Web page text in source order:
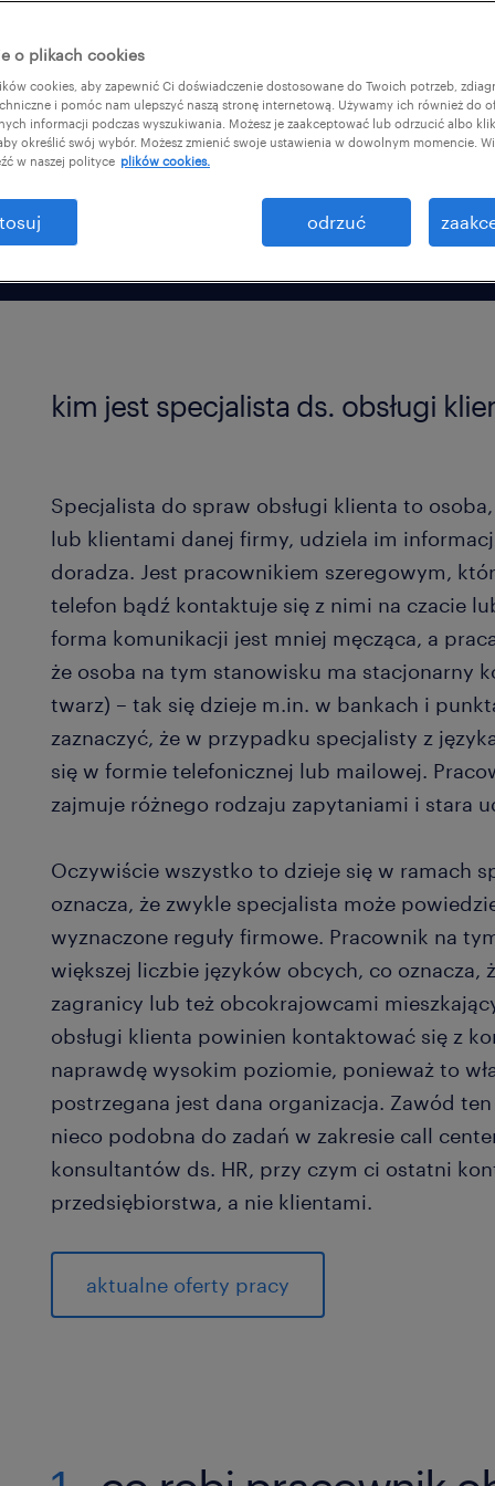
wielkości firmach, a
kim jest specjalista ds. obsługi
Specjalista do spraw obsługi klienta to
lub klientami danej firmy, udziela im
doradza. Jest pracownikiem szeregowym,
telefon bądź kontaktuje się z nimi na czacie
forma komunikacji jest mniej męcząca, a
że osoba na tym stanowisku ma stacjonarny
twarz) – tak się dzieje m.in. w bankach i
zaznaczyć, że w przypadku specjalisty z
się w formie telefonicznej lub mailowej.
zajmuje różnego rodzaju zapytaniami i stara
Oczywiście wszystko to dzieje się w ramach
oznacza, że zwykle specjalista może
wyznaczone reguły firmowe. Pracownik na
większej liczbie języków obcych, co oznacza,
zagranicy lub też obcokrajowcami
obsługi klienta powinien kontaktować się z
naprawdę wysokim poziomie, ponieważ to
postrzegana jest dana organizacja. Zawód
nieco podobna do zadań w zakresie call
konsultantów ds. HR, przy czym ci ostatni
przedsiębiorstwa, a nie klientami.
aktualne oferty pracy
o plikach cookies
cookies, aby zapewnić Ci doświadczenie dostosowane do Twoich potrzeb,
i pomóc nam ulepszyć naszą stronę internetową. Używamy ich również do
informacji podczas wyszukiwania. Możesz je zaakceptować lub odrzucić albo
określić swój wybór. Możesz zmienić swoje ustawienia w dowolnym momencie.
w naszej polityce plików cookies.
odrzuć